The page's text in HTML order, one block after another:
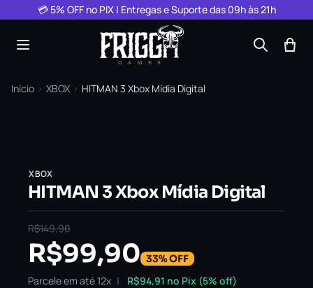
Pular para o conteúdo
💳 5% OFF no PIX | Entregas e Suporte das 09h às 21h
Início › XBOX › HITMAN 3 Xbox Mídia Digital
XBOX
HITMAN 3 Xbox Mídia Digital
R$149,90
R$99,90 33% OFF
Parcele em até 12x R$94,91 no Pix (5% off)